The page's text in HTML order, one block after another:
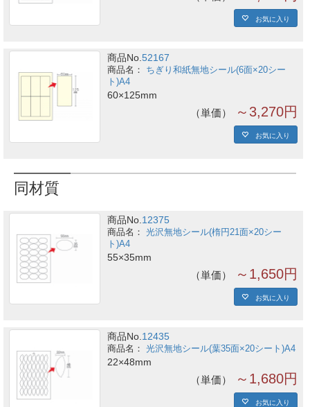
お気に入り
商品No.52167
ちぎり和紙無地シール(6面×20シー
ト)A4
60×125mm
単価 ～3,270円
お気に入り
同材質
商品No. 12375
光沢無地シール(楕円21面×20シー
ト)A4
55×35mm
単価 ～1,650円
お気に入り
商品No. 12435
光沢無地シール(葉35面×20シート)A4
22×48mm
単価 ～1,680円
お気に入り